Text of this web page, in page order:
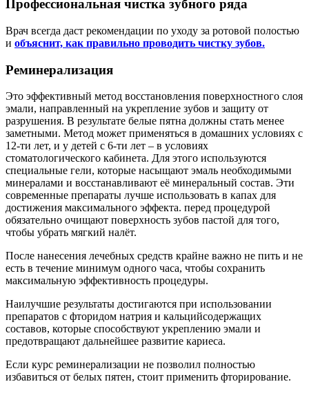
Профессиональная чистка зубного ряда
Врач всегда даст рекомендации по уходу за ротовой полостью
и объяснит, как правильно проводить чистку зубов.
Реминерализация
Это эффективный метод восстановления поверхностного слоя
эмали, направленный на укрепление зубов и защиту от
разрушения. В результате белые пятна должны стать менее
заметными. Метод может применяться в домашних условиях с
12-ти лет, и у детей с 6-ти лет – в условиях
стоматологического кабинета. Для этого используются
специальные гели, которые насыщают эмаль необходимыми
минералами и восстанавливают её минеральный состав. Эти
современные препараты лучше использовать в капах для
достижения максимального эффекта. перед процедурой
обязательно очищают поверхность зубов пастой для того,
чтобы убрать мягкий налёт.
После нанесения лечебных средств крайне важно не пить и не
есть в течение минимум одного часа, чтобы сохранить
максимальную эффективность процедуры.
Наилучшие результаты достигаются при использовании
препаратов с фторидом натрия и кальцийсодержащих
составов, которые способствуют укреплению эмали и
предотвращают дальнейшее развитие кариеса.
Если курс реминерализации не позволил полностью
избавиться от белых пятен, стоит применить фторирование.